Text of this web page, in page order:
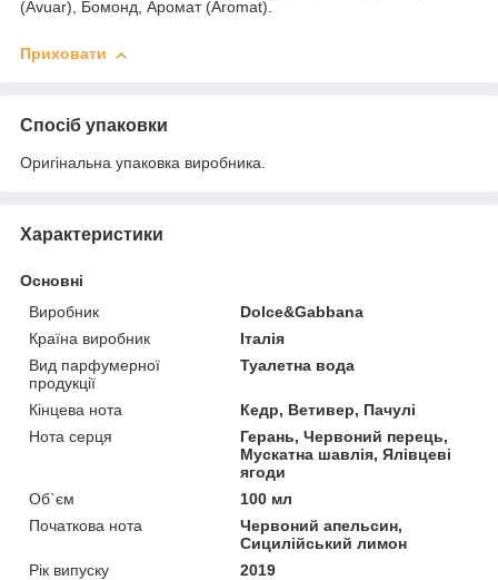
(Avuar), Бомонд, Аромат (Aromat).
Приховати
Спосіб упаковки
Оригінальна упаковка виробника.
Характеристики
Основні
Виробник
Dolce&Gabbana
Країна виробник
Італія
Вид парфумерної
продукції
Туалетна вода
Кінцева нота
Кедр, Ветивер, Пачулі
Нота серця
Герань, Червоний перець,
Мускатна шавлія, Ялівцеві
ягоди
Об`єм
100 мл
Початкова нота
Червоний апельсин,
Сицилійський лимон
Рік випуску
2019